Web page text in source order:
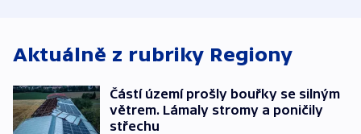
Aktuálně z rubriky Regiony
Částí území prošly bouřky se silným
větrem. Lámaly stromy a poničily
střechu